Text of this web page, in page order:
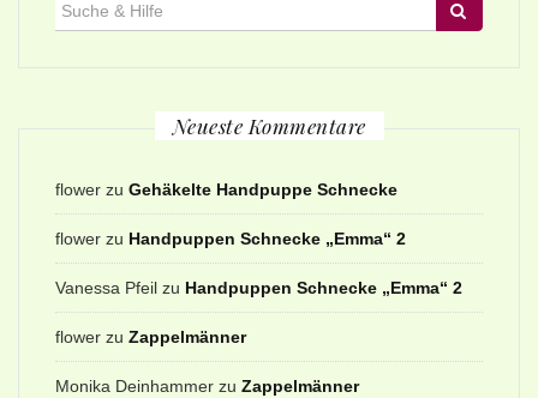
Neueste Kommentare
flower zu Gehäkelte Handpuppe Schnecke
flower zu Handpuppen Schnecke „Emma“ 2
Vanessa Pfeil zu Handpuppen Schnecke „Emma“ 2
flower zu Zappelmänner
Monika Deinhammer zu Zappelmänner